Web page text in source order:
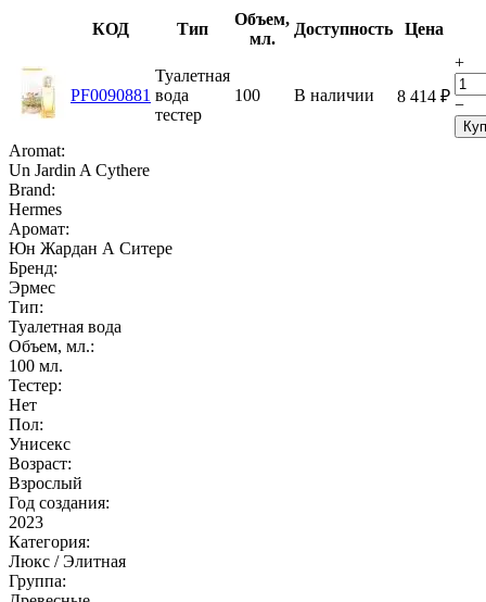
КОД Тип
Объем,
мл.
Доступность Цена
PF0090881
Туалетная
вода
тестер
100 В наличии 8 414 ₽
+
−
Aromat:
Un Jardin A Cythere
Brand:
Hermes
Аромат:
Юн Жардан А Ситере
Бренд:
Эрмес
Тип:
Туалетная вода
Объем, мл.:
100 мл.
Тестер:
Нет
Пол:
Унисекс
Возраст:
Взрослый
Год создания:
2023
Категория:
Люкс / Элитная
Группа: